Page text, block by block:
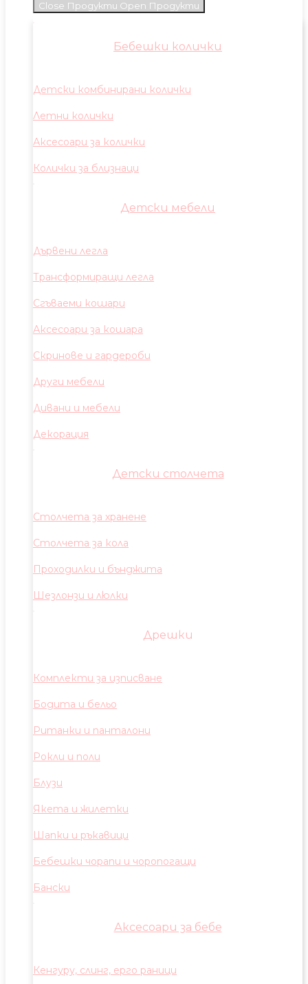
Close Продукти Open Продукти
Бебешки колички
Детски комбинирани колички
Летни колички
Аксесоари за колички
Колички за близнаци
Детски мебели
Дървени легла
Трансформиращи легла
Сгъваеми кошари
Аксесоари за кошара
Скринове и гардероби
Други мебели
Дивани и мебели
Декорация
Детски столчета
Столчета за хранене
Столчета за кола
Проходилки и бънджита
Шезлонзи и люлки
Дрешки
Комплекти за изписване
Бодита и бельо
Ританки и панталони
Рокли и поли
Блузи
Якета и жилетки
Шапки и ръкавици
Бебешки чорапи и чоропогащи
Бански
Аксесоари за бебе
Кенгуру, слинг, ерго раници